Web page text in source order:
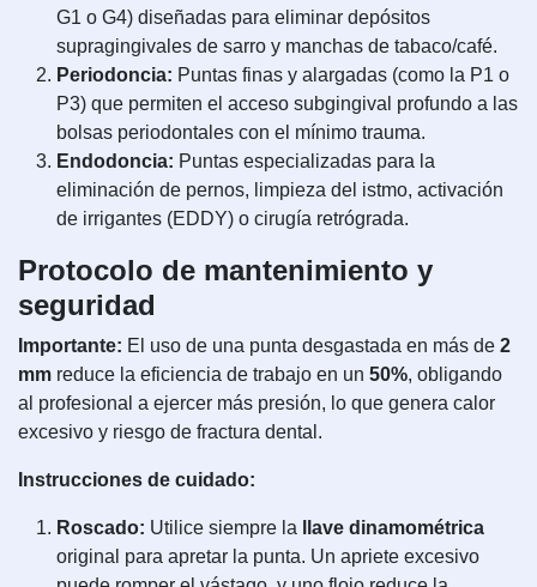
G1 o G4) diseñadas para eliminar depósitos
supragingivales de sarro y manchas de tabaco/café.
Periodoncia: Puntas finas y alargadas (como la P1 o
P3) que permiten el acceso subgingival profundo a las
bolsas periodontales con el mínimo trauma.
Endodoncia: Puntas especializadas para la
eliminación de pernos, limpieza del istmo, activación
de irrigantes (EDDY) o cirugía retrógrada.
Protocolo de mantenimiento y
seguridad
Importante: El uso de una punta desgastada en más de 2
mm reduce la eficiencia de trabajo en un 50%, obligando
al profesional a ejercer más presión, lo que genera calor
excesivo y riesgo de fractura dental.
Instrucciones de cuidado:
Roscado: Utilice siempre la
llave dinamométrica
original para apretar la punta. Un apriete excesivo